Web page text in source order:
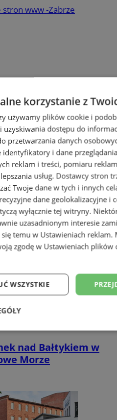
stron www -Zabrze
nad Bałtykiem w
Morze
korzystanie z
używamy plików cookie i
uzyskiwania dostępu do
przetwarzania danych
identyfikatory i dane
reklam i treści, pomiaru
usług. Dostawcy stron
Twoje dane w tych i innych
dane geolokalizacyjne i
wyłącznie tej witryny.
uzasadnionym interesie
temu w Ustawieniach reklam.
zgodę w Ustawieniach plików
WSZYSTKIE
Wydajność